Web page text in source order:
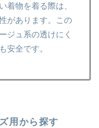
着物を着る際は、
があります。この
ジュ系の透けにく
安全です。
用から探す